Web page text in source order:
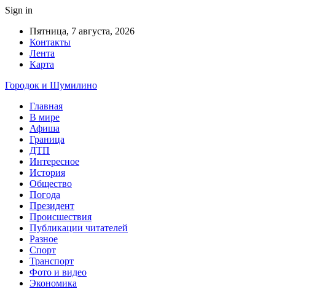
Sign in
Пятница, 7 августа, 2026
Контакты
Лента
Карта
Городок и Шумилино
Главная
В мире
Афиша
Граница
ДТП
Интересное
История
Общество
Погода
Президент
Происшествия
Публикации читателей
Разное
Спорт
Транспорт
Фото и видео
Экономика